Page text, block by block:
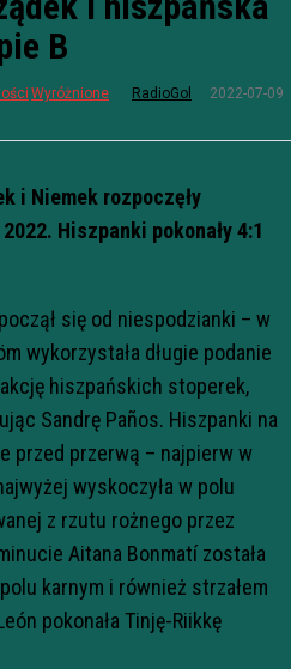
B
Wyróżnione RadioGol 2022-07-09
i Niemek rozpoczęły
Hiszpanki pokonały 4:1
się od niespodzianki – w
wykorzystała długie podanie
hiszpańskich stoperek,
Sandrę Paños. Hiszpanki na
przed przerwą – najpierw w
wyskoczyła w polu
z rzutu rożnego przez
Aitana Bonmatí została
karnym i również strzałem
pokonała Tinję-Riikkę